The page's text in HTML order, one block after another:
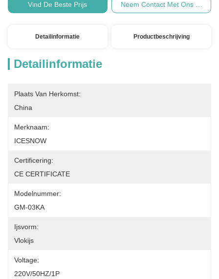
Vind De Beste Prijs Neem Contact Met Ons Op
Detailinformatie Productbeschrijving
Detailinformatie
Plaats Van Herkomst:
China
Merknaam:
ICESNOW
Certificering:
CE CERTIFICATE
Modelnummer:
GM-03KA
Ijsvorm:
Vlokijs
Voltage:
220V/50HZ/1P